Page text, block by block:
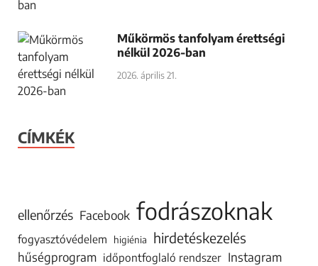
Műkörmös tanfolyam érettségi
nélkül 2026-ban
2026. április 21.
CÍMKÉK
ellenőrzés Facebook fodrászoknak
fogyasztóvédelem higiénia hirdetéskezelés
hűségprogram időpontfoglaló rendszer Instagram